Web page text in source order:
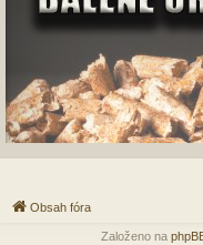
Obsah fóra
Založeno na